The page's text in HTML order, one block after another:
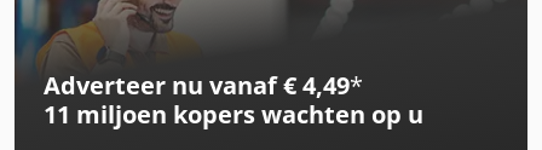
International 553
International 554
International 633
Adverteer nu vanaf € 4,49*
11 miljoen koperswachten op u